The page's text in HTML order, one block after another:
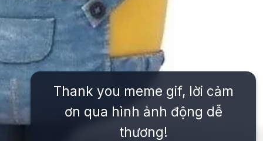
Thank you meme gif, lời cảm
ơn qua hình ảnh động dễ
thương!